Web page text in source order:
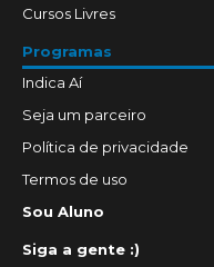
Cursos Livres
Programas
Indica Aí
Seja um parceiro
Política de privacidade
Termos de uso
Sou Aluno
Siga a gente :)